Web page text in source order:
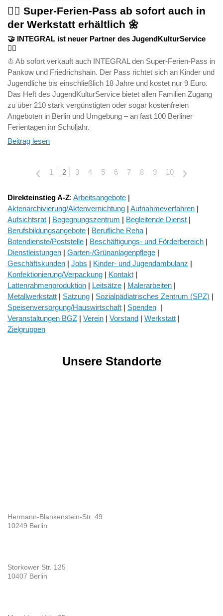
🏊‍♀️ Super-Ferien-Pass ab sofort auch in
der Werkstatt erhältlich 🌼
🤝 INTEGRAL ist neuer Partner des JugendKulturService
🤸‍♀️
⛵ Ab sofort verkauft auch INTEGRAL den Super-Ferien-Pass in
Pankow und Friedrichshain. Der Pass richtet sich an Kinder und
Jugendliche bis einschließlich 18 Jahre und kostet nur 9 Euro.
Das Heft des JugendKulturService bietet allen Familien Zugang
zu über 210 stark vergünstigten oder sogar kostenfreien
Angeboten in Berlin und Umgebung – an fast 100 Berliner
Ferientagen im Schuljahr.
Beitrag lesen
< 1 2 3 4 5 6 7 8 9 10 >
Direkteinstieg A-Z: Arbeitsangebote |
Aktenarchivierung/Aktenvernichtung | Aufnahmeverfahren |
Aufsichtsrat | Begegnungszentrum | Begleitende Dienst |
Berufsbildungsangebote | Berufliche Reha |
Botendienste/Poststelle | Beschäftigungs- und Förderbereich |
Dienstleistungen | Garten-/Grünanlagenpflege |
Geschäftskunden | Jobs | Kinder- und Jugendambulanz |
Konfektionierung/Verpackung | Kontakt |
Lattenrahmenproduktion | Leitsätze | Malerarbeiten |
Metallwerkstatt | Satzung | Sozialpädiatrisches Zentrum (SPZ) |
Speisenversorgung/Hauswirtschaft | Spenden |
Veranstaltungen BGZ | Verein | Vorstand | Werkstatt |
Zielgruppen
Unsere Standorte
Hermann-Blankenstein-Str. 49
10249 Berlin
Storkower Str. 125
10407 Berlin